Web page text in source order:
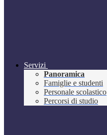
Servizi
Panoramica
Famiglie e studenti
Personale scolastico
Percorsi di studio